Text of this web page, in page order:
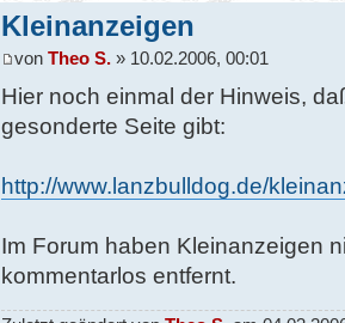
Kleinanzeigen
von Theo S. » 10.02.2006, 00:01
Hier noch einmal der Hinweis,
gesonderte Seite gibt:
http://www.lanzbulldog.de/
Im Forum haben Kleinanzeigen
kommentarlos entfernt.